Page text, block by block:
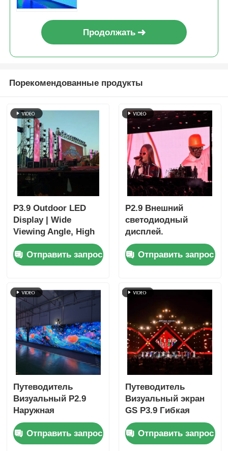
Продолжать
Порекомендованные продукты
P3.9 Outdoor LED
Display | Wide
Viewing Angle, High
Refresh, Event-Ready
Performance
Отправить запрос
P2.9 Внешний
светодиодный
дисплей.
Прекрасный
пиксельный
диапазон, высокая
высокая визуальная
Отправить запрос
Путеводитель
Визуальный P2.9
Наружная
светодиодная стена.
Прекрасный
пиксельный
Отправить запрос
Путеводитель
Визуальный экран
GS P3.9 Гибкая
кривая полный цвет
наружного
светодиодного
Отправить запрос